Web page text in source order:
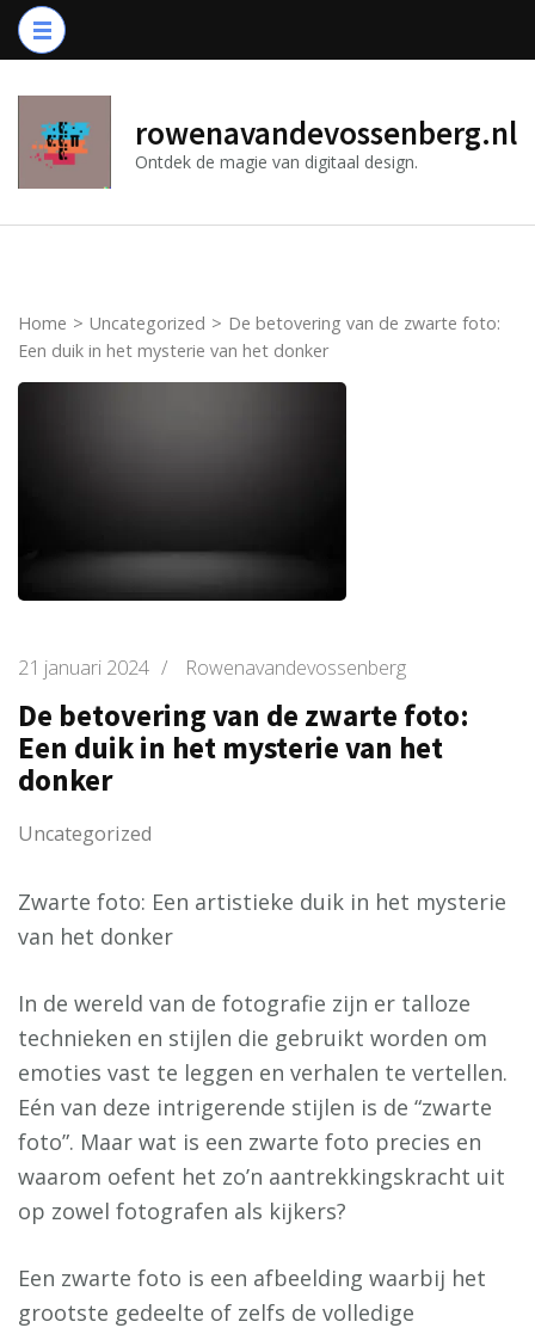
Ga
naar
(druk
Enter)
rowenavandevossenberg.nl
Ontdek de magie van digitaal design.
Home > Uncategorized > De betovering van de zwarte foto:
Een duik in het mysterie van het donker
21 januari 2024 / Rowenavandevossenberg
De betovering van de zwarte foto:
Een duik in het mysterie van het
donker
Uncategorized
Zwarte foto: Een artistieke duik in het mysterie
van het donker
In de wereld van de fotografie zijn er talloze
technieken en stijlen die gebruikt worden om
emoties vast te leggen en verhalen te vertellen.
Eén van deze intrigerende stijlen is de “zwarte
foto”. Maar wat is een zwarte foto precies en
waarom oefent het zo’n aantrekkingskracht uit
op zowel fotografen als kijkers?
Een zwarte foto is een afbeelding waarbij het
grootste gedeelte of zelfs de volledige